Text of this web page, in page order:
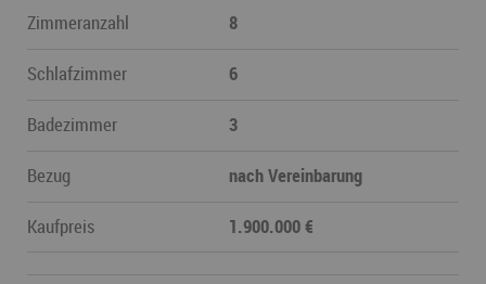
Zimmeranzahl 8
Schlafzimmer 6
Badezimmer 3
Bezug nach Vereinbarung
Kaufpreis 1.900.000 €